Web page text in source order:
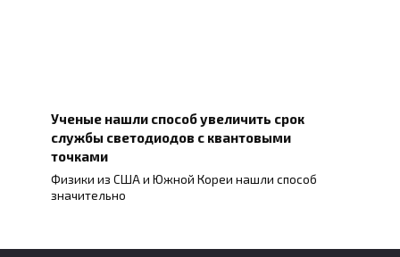
Ученые нашли способ увеличить срок
службы светодиодов с квантовыми
точками
Физики из США и Южной Кореи нашли способ
значительно